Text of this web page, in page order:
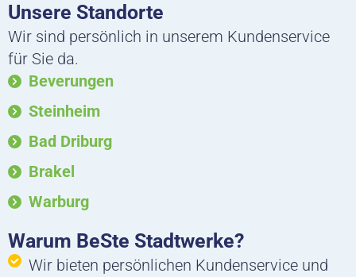
t
a
g
r
a
m
e
b
o
k
k
e
Unsere Standorte
Wir sind persönlich in unserem Kundenservice
für Sie da.
Beverungen
Steinheim
Bad Driburg
Brakel
Warburg
Warum BeSte Stadtwerke?
Wir bieten persönlichen Kundenservice und